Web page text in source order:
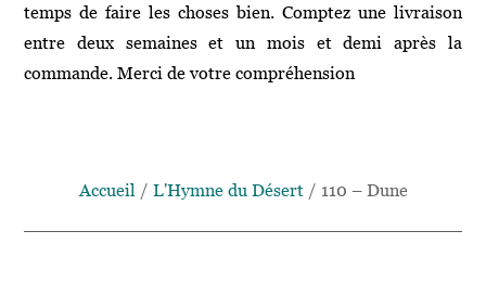
temps de faire les choses bien. Comptez une livraison
entre deux semaines et un mois et demi après la
commande. Merci de votre compréhension
Accueil / L'Hymne du Désert/ 110 – Dune